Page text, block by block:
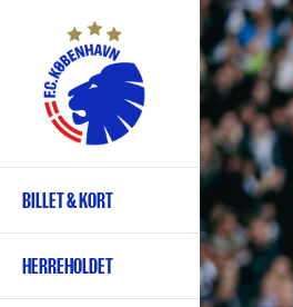
hovedindhold
Primær
navigation
BILLET & KORT
HERREHOLDET